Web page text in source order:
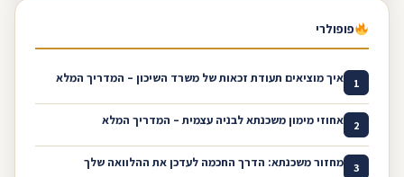
פופולרי
1 איך מוציאים תעודת זכאות של משרד השיכון – המדריך המלא
2 אחוזי מימון משכנתא לבניה עצמית – המדריך המלא
3 מחזור משכנתא: הדרך החכמה לעדכן את ההלוואה שלך